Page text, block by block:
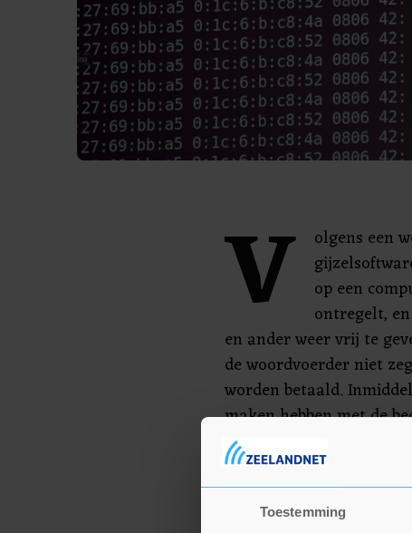
Toestemming
V
olgens een
op een
ontregelt,
en ander weer vrij te
de woordvoerder niet
worden betaald.
maken hebben met de
gehaald, dus ook mail.
gelegd waarbinnen onze
precies speelt, zonder
gevaar zijn."